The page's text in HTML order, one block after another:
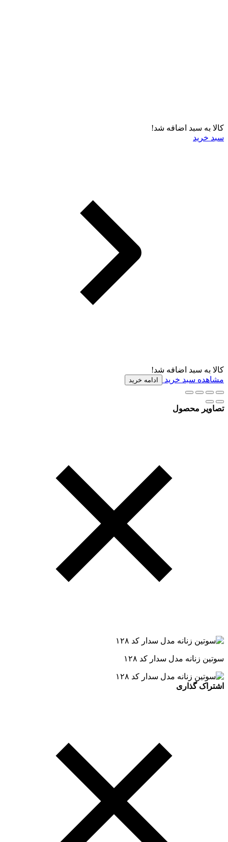
کالا به سبد اضافه شد!
سبد خرید
کالا به سبد اضافه شد!
مشاهده سبد خرید
ادامه خرید
تصاویر محصول
سوتین زنانه مدل سدار کد ۱۲۸
اشتراک گذاری